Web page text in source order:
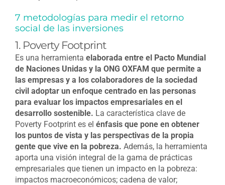
7 metodologías para medir el retorno
social de las inversiones
1. Poverty Footprint
Es una herramienta elaborada entre el Pacto Mundial
de Naciones Unidas y la ONG OXFAM que permite a
las empresas y a los colaboradores de la sociedad
civil adoptar un enfoque centrado en las personas
para evaluar los impactos empresariales en el
desarrollo sostenible. La característica clave de
Poverty Footprint es el énfasis que pone en obtener
los puntos de vista y las perspectivas de la propia
gente que vive en la pobreza. Además, la herramienta
aporta una visión integral de la gama de prácticas
empresariales que tienen un impacto en la pobreza:
impactos macroeconómicos; cadena de valor;